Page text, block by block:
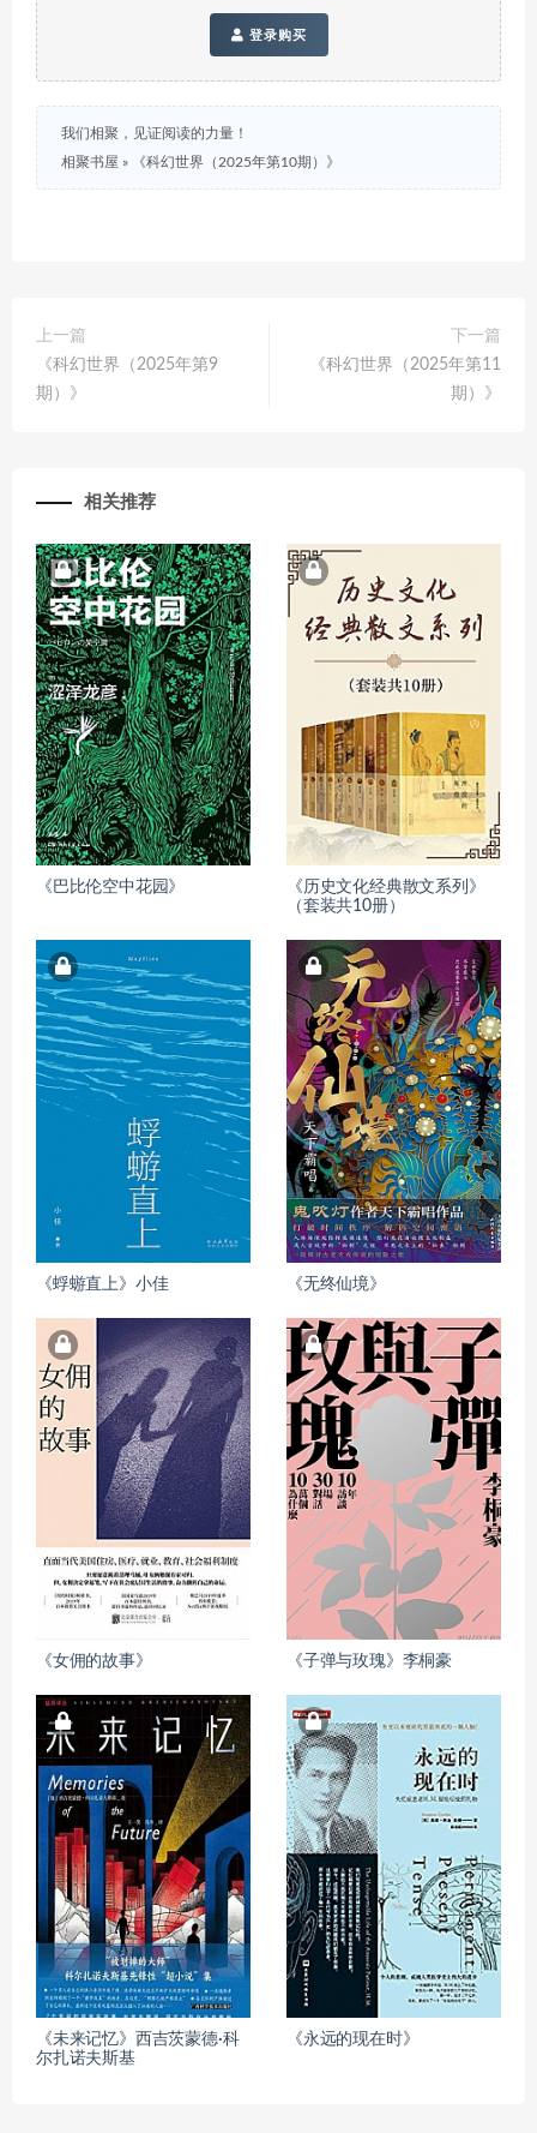
登录购买
我们相聚，见证阅读的力量！
相聚书屋 » 《科幻世界（2025年第10期）》
上一篇
《科幻世界（2025年第9
期）》
下一篇
《科幻世界（2025年第11
期）》
相关推荐
《巴比伦空中花园》
《历史文化经典散文系列》
（套装共10册）
《蜉蝣直上》小佳 《无终仙境》
《女佣的故事》 《子弹与玫瑰》李桐豪
《未来记忆》西吉茨蒙德·科
尔扎诺夫斯基
《永远的现在时》